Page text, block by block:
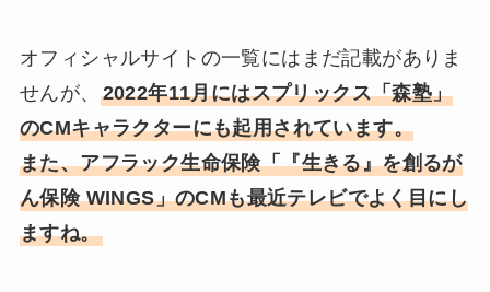
オフィシャルサイトの一覧にはまだ記載がありま
せんが、 2022年11月にはスプリックス「森塾」
のCMキャラクターにも起用されています。
また、アフラック生命保険「『生きる』を創るが
ん保険 WINGS」のCMも最近テレビでよく目にし
ますね。